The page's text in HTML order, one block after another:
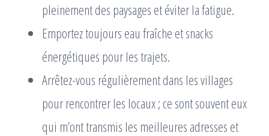
pleinement des paysages et éviter la fatigue.
Emportez toujours eau fraîche et snacks
énergétiques pour les trajets.
Arrêtez-vous régulièrement dans les villages
pour rencontrer les locaux ; ce sont souvent eux
qui m’ont transmis les meilleures adresses et